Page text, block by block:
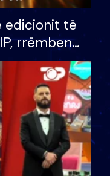
edicionit të
rrëmben
mijë eurosh